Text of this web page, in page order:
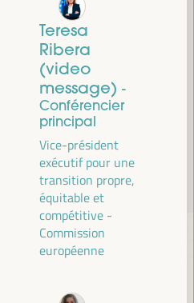
Teresa
Ribera
(video
message) -
Conférencier
principal
Vice-président
exécutif pour une
transition propre,
équitable et
compétitive -
Commission
européenne